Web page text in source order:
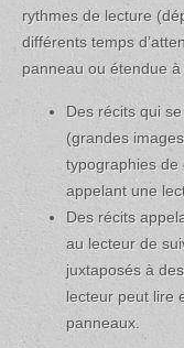
rythmes de lecture
différents temps
panneau ou étendue
Des récits qui
(grandes
typographies de
appelant une
Des récits
au lecteur de
juxtaposés à
lecteur peut lire
panneaux.